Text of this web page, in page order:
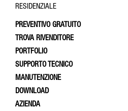
RESIDENZIALE
PREVENTIVO GRATUITO
TROVA RIVENDITORE
PORTFOLIO
SUPPORTO TECNICO
MANUTENZIONE
DOWNLOAD
AZIENDA